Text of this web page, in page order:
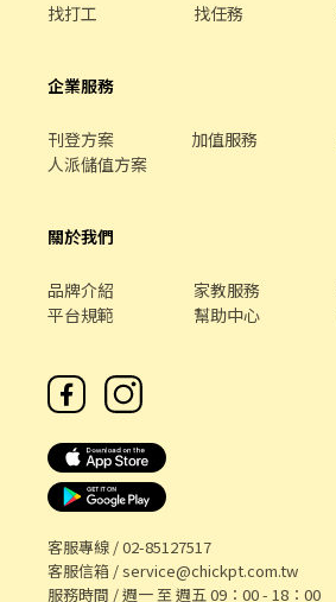
找打工 找任務
企業服務
刊登方案 加值服務
人派儲值方案
關於我們
品牌介紹 家教服務
平台規範
幫助中心
客服專線 /02-85127517
客服信箱 /service@chickpt.com.tw
服務時間 / 週一 至 週五 09：00 - 18：00